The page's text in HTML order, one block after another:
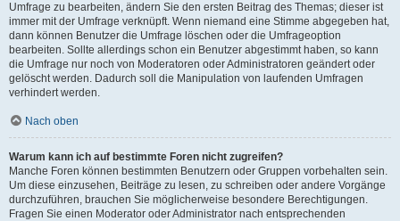
Umfrage zu bearbeiten, ändern Sie den ersten Beitrag des Themas; dieser ist
immer mit der Umfrage verknüpft. Wenn niemand eine Stimme abgegeben hat,
dann können Benutzer die Umfrage löschen oder die Umfrageoption
bearbeiten. Sollte allerdings schon ein Benutzer abgestimmt haben, so kann
die Umfrage nur noch von Moderatoren oder Administratoren geändert oder
gelöscht werden. Dadurch soll die Manipulation von laufenden Umfragen
verhindert werden.
Nach oben
Warum kann ich auf bestimmte Foren nicht zugreifen?
Manche Foren können bestimmten Benutzern oder Gruppen vorbehalten sein.
Um diese einzusehen, Beiträge zu lesen, zu schreiben oder andere Vorgänge
durchzuführen, brauchen Sie möglicherweise besondere Berechtigungen.
Fragen Sie einen Moderator oder Administrator nach entsprechenden